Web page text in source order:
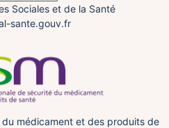
Sociales et de la Santé
sante.gouv.fr
médicament et des produits de